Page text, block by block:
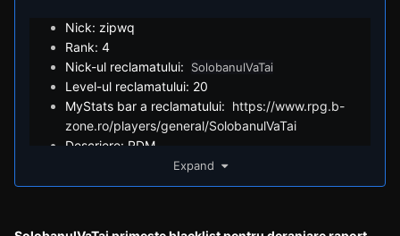
Nick: zipwq
Rank: 4
Nick-ul reclamatului: SolobanulVaTai
Level-ul reclamatului: 20
MyStats bar a reclamatului: https://www.rpg.b-
zone.ro/players/general/SolobanulVaTai
Descriere: RDM
Expand